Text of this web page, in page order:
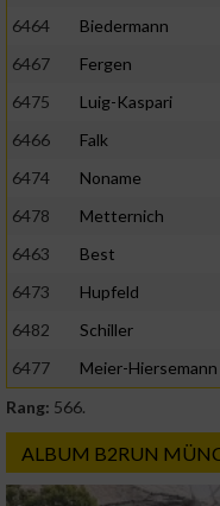
6464
Biedermann
6467
Fergen
6475
Luig-Kaspari
6466
Falk
6474
Noname
6478
Metternich
6463
Best
6473
Hupfeld
6482
Schiller
6477
Meier-Hiersemann
Rang: 566.
ALBUM B2RUN